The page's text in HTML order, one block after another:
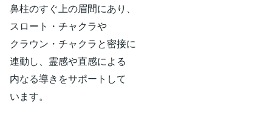
鼻柱のすぐ上の眉間にあり、
スロート・チャクラや
クラウン・チャクラと密接に
連動し、霊感や直感による
内なる導きをサポートして
います。